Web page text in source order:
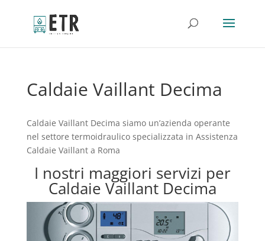
Caldaie Vaillant Decima
Caldaie Vaillant Decima siamo un’azienda operante
nel settore termoidraulico specializzata in Assistenza
Caldaie Vaillant a Roma
I nostri maggiori servizi per
Caldaie Vaillant Decima